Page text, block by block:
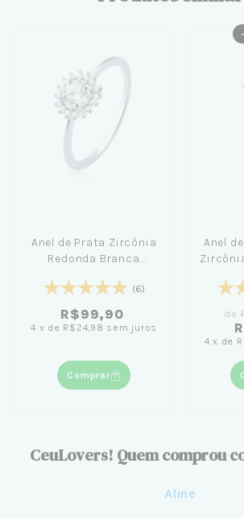
Anel de Prata Zircônia
Redonda Branca
(6)
R$99,90
4 x de R$24,98 sem juros
Comprar
-
Anel
Azul
de
4 x de
CeuLovers! Quem comprou
Aline